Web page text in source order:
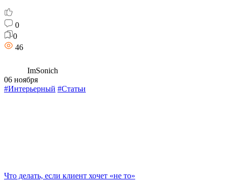
0
0
46
ImSonich
06 ноября
#Интерьерный #Статьи
Что делать, если клиент хочет «не то»